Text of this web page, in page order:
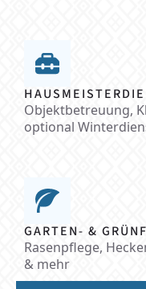
Objektbetreuung,
optional
GARTEN- &
Rasenpflege,
& mehr